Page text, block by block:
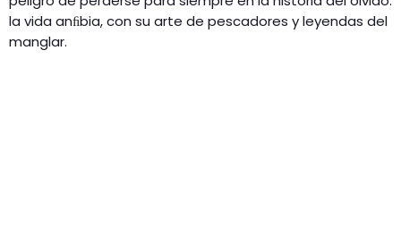
la vida anﬁbia, con su arte de pescadores y leyendas del
manglar.